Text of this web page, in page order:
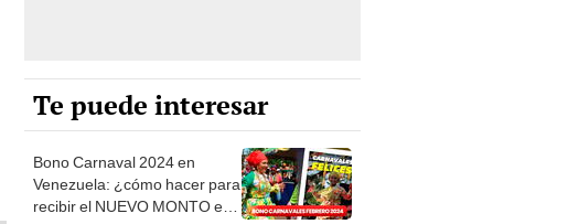
Te puede interesar
Venezuela: ¿cómo hacer para
recibir el NUEVO MONTO en
Patria?